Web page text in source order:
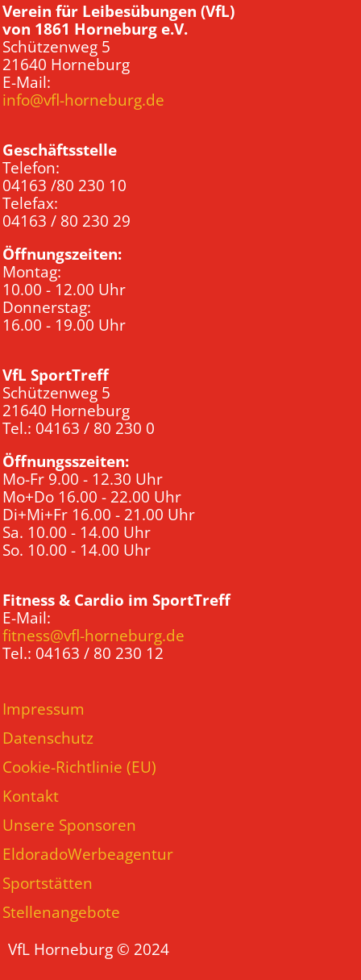
Verein für Leibesübungen (VfL)
von 1861 Horneburg e.V.
Schützenweg 5
21640 Horneburg
E-Mail:
info@vfl-horneburg.de
Geschäftsstelle
Telefon:
04163 /80 230 10
Telefax:
04163 / 80 230 29
Öffnungszeiten:
Montag:
10.00 - 12.00 Uhr
Donnerstag:
16.00 - 19.00 Uhr
VfL SportTreff
Schützenweg 5
21640 Horneburg
Tel.: 04163 / 80 230 0
Öffnungsszeiten:
Mo-Fr 9.00 - 12.30 Uhr
Mo+Do 16.00 - 22.00 Uhr
Di+Mi+Fr 16.00 - 21.00 Uhr
Sa. 10.00 - 14.00 Uhr
So. 10.00 - 14.00 Uhr
Fitness & Cardio im SportTreff
E-Mail:
fitness@vfl-horneburg.de
Tel.: 04163 / 80 230 12
Impressum
Datenschutz
Cookie-Richtlinie (EU)
Kontakt
Unsere Sponsoren
EldoradoWerbeagentur
Sportstätten
Stellenangebote
VfL Horneburg © 2024